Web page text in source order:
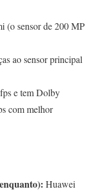
(o sensor de 200 MP
ao sensor principal
e tem Dolby
com melhor
Huawei